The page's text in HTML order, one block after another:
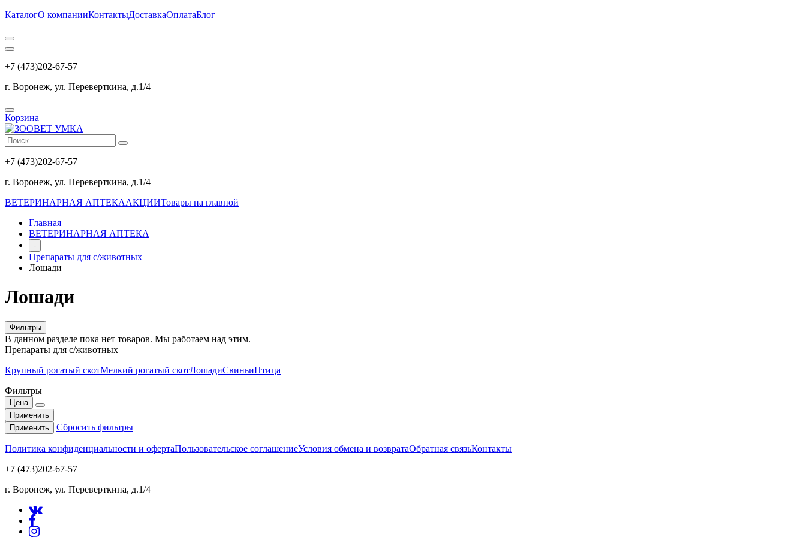
КаталогО компанииКонтактыДоставкаОплатаБлог
+7 (473)202-67-57
г. Воронеж, ул. Переверткина, д.1/4
Корзина
+7 (473)202-67-57
г. Воронеж, ул. Переверткина, д.1/4
ВЕТЕРИНАРНАЯ АПТЕКААКЦИИТовары на главной
Главная
ВЕТЕРИНАРНАЯ АПТЕКА
-
Препараты для с/животных
Лошади
Лошади
Фильтры
В данном разделе пока нет товаров. Мы работаем над этим.
Препараты для с/животных
Крупный рогатый скотМелкий рогатый скотЛошадиСвиньиПтица
Фильтры
Цена
Применить
Применить
Сбросить фильтры
Политика конфиденциальности и офертаПользовательское соглашениеУсловия обмена и возвратаОбратная связьКонтакты
+7 (473)202-67-57
г. Воронеж, ул. Переверткина, д.1/4